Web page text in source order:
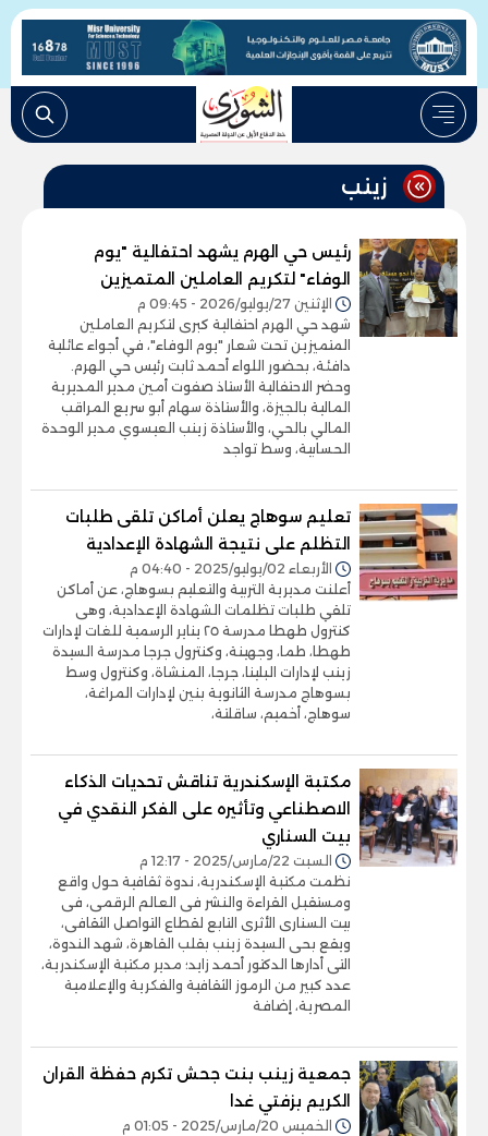
زينب
رئيس حي الهرم يشهد احتفالية "يوم
الوفاء" لتكريم العاملين المتميزين
الإثنين 27/يوليو/2026 - 09:45 م
شهد حي الهرم احتفالية كبرى لتكريم العاملين
المتميزين تحت شعار "يوم الوفاء"، في أجواء عائلية
دافئة، بحضور اللواء أحمد ثابت رئيس حي الهرم.
وحضر الاحتفالية الأستاذ صفوت أمين مدير المديرية
المالية بالجيزة، والأستاذة سهام أبو سريع المراقب
المالي بالحي، والأستاذة زينب العيسوي مدير الوحدة
الحسابية، وسط تواجد
تعليم سوهاج يعلن أماكن تلقى طلبات
التظلم على نتيجة الشهادة الإعدادية
الأربعاء 02/يوليو/2025 - 04:40 م
أعلنت مديرية التربية والتعليم بسوهاج، عن أماكن
تلقي طلبات تظلمات الشهادة الإعدادية، وهى
كنترول طهطا مدرسة ٢٥ يناير الرسمية للغات لإدارات
طهطا، طما، وجهينة، وكنترول جرجا مدرسة السيدة
زينب لإدارات البلينا، جرجا، المنشاة، وكنترول وسط
بسوهاج مدرسة الثانوية بنين لإدارات المراغة،
سوهاج، أخميم، ساقلتة،
مكتبة الإسكندرية تناقش تحديات الذكاء
الاصطناعي وتأثيره على الفكر النقدي في
بيت السناري
السبت 22/مارس/2025 - 12:17 م
نظمت مكتبة الإسكندرية، ندوة ثقافية حول واقع
ومستقبل القراءة والنشر فى العالم الرقمى، فى
بيت السنارى الأثرى التابع لقطاع التواصل الثقافى،
ويقع بحى السيدة زينب بقلب القاهرة، شهد الندوة،
التى أدارها الدكتور أحمد زايد؛ مدير مكتبة الإسكندرية،
عدد كبير من الرموز الثقافية والفكرية والإعلامية
المصرية، إضافة
جمعية زينب بنت جحش تكرم حفظة القران
الكريم بزفتي غدا
الخميس 20/مارس/2025 - 01:05 م